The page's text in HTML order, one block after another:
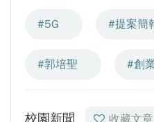
#5G #提案簡
#郭培聖 #創
校園新聞